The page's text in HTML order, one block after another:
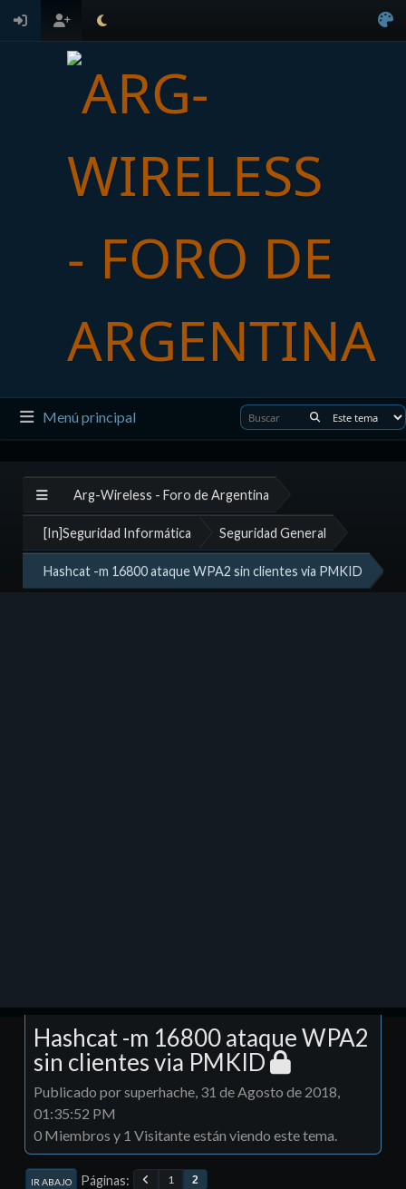
Menú principal
Arg-Wireless - Foro de Argentina
[In]Seguridad Informática Seguridad General
Hashcat -m 16800 ataque WPA2 sin clientes via PMKID
Hashcat -m 16800 ataque WPA2
sin clientes via PMKID
Publicado por superhache, 31 de Agosto de 2018,
01:35:52 PM
0 Miembros y 1 Visitante están viendo este tema.
IR ABAJO Páginas 1 2